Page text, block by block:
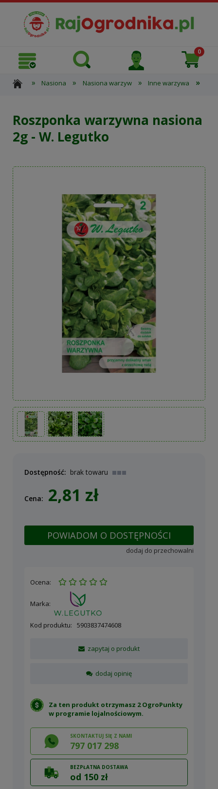
» Nasiona » Nasiona warzyw » Inne warzywa »
Roszponka warzywna nasiona
2g - W. Legutko
Dostępność: brak towaru
Cena: 2,81 zł
POWIADOM O DOSTĘPNOŚCI
dodaj do przechowalni
Ocena:
Marka:
Kod produktu: 5903837474608
zapytaj o produkt
dodaj opinię
Za ten produkt otrzymasz 2 OgroPunkty
w programie lojalnościowym.
SKONTAKTUJ SIĘ Z NAMI
797 017 298
BEZPŁATNA DOSTAWA
od 150 zł